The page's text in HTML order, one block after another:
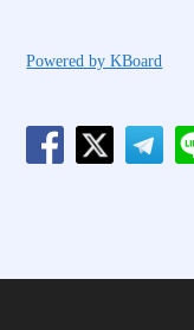
Powered by KBoard